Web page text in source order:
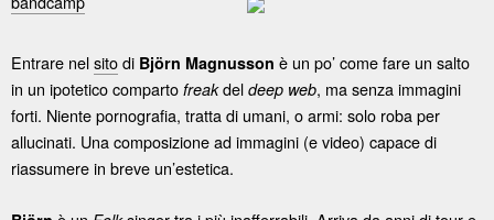
Entrare nelsitodi Björn Magnusson è un po’ come fare un salto
in un ipotetico comparto freakdel deep web, ma senza immagini
forti. Niente pornografia, tratta di umani, o armi: solo roba per
allucinati. Una composizione ad immagini (e video) capace di
riassumere in breve un’estetica.